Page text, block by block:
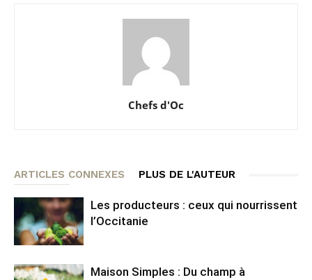
Chefs d'Oc
ARTICLES CONNEXES PLUS DE L'AUTEUR
Les producteurs : ceux qui nourrissent
l’Occitanie
Maison Simples : Du champ à